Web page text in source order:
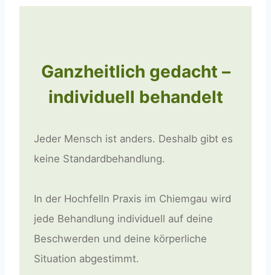
Ganzheitlich gedacht –
individuell behandelt
Jeder Mensch ist anders. Deshalb gibt es
keine Standardbehandlung.
In der Hochfelln Praxis im Chiemgau wird
jede Behandlung individuell auf deine
Beschwerden und deine körperliche
Situation abgestimmt.